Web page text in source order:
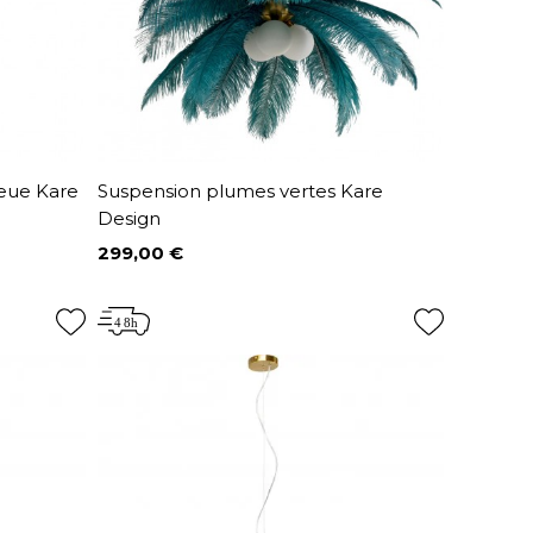
Kare
Suspension plumes vertes Kare
Design
Prix
299,00 €